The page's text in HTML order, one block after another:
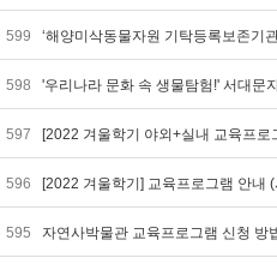
599 ‘해양미삭동물자원 기탁등록보존기
598 '우리나라 문화 속 생물탐험!' 서대문
597 [2022 겨울학기 야외+실내 교육프로
596 [2022 겨울학기] 교육프로그램 안내
595 자연사박물관 교육프로그램 신청 방